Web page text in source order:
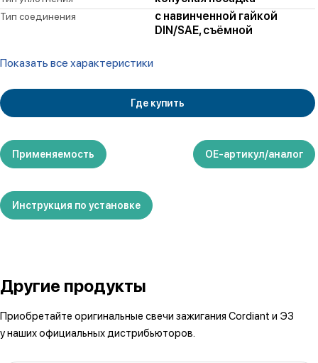
Тип соединения
с навинченной гайкой
DIN/SAE, съёмной
Показать все характеристики
Где купить
Применяемость ОЕ-артикул/аналог
Инструкция по установке
Другие продукты
Приобретайте оригинальные свечи зажигания Cordiant и ЭЗ
у наших официальных дистрибьюторов.